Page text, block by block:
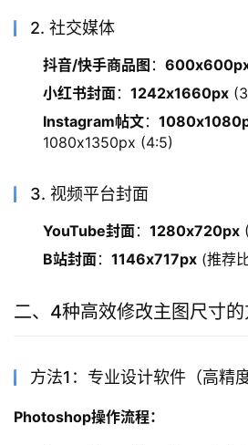
2. 社交媒体
抖音/快手商品图 ：
小红书封面： 1242x1660px
Instagram帖文：
1080x1350px (4:5)
3. 视频平台封面
YouTube封面： 1280x720px
B站封面： 1146x717px (推荐
二、4种高效修改主图尺寸的
方法1：专业设计软件（高精度
Photoshop操作流程：